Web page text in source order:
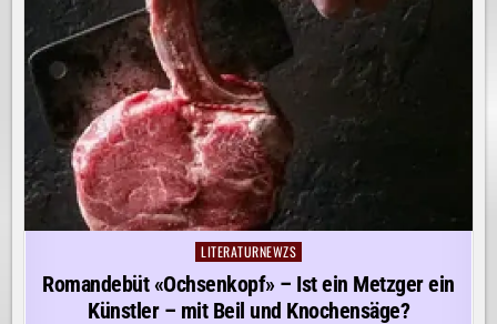
Posted
LITERATURNEWZS
Romandebüt «Ochsenkopf» – Ist ein Metzger ein
Künstler – mit Beil und Knochensäge?